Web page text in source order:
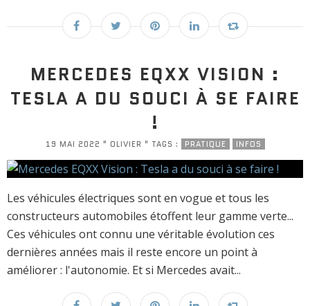
MERCEDES EQXX VISION :
TESLA A DU SOUCI À SE FAIRE
!
19 MAI 2022 " OLIVIER " TAGS : PRATIQUE INFOS
Les véhicules électriques sont en vogue et tous les
constructeurs automobiles étoffent leur gamme verte...
Ces véhicules ont connu une véritable évolution ces
dernières années mais il reste encore un point à
améliorer : l'autonomie. Et si Mercedes avait...